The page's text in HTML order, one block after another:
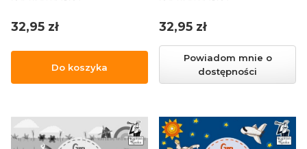
Cena
32,95 zł
Do koszyka
Cena
32,95 zł
Powiadom mnie o
dostępności